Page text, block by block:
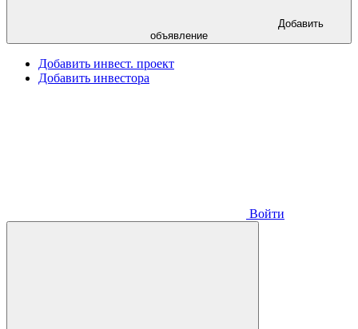
объявление
Добавить инвест. проект
Добавить инвестора
Войти